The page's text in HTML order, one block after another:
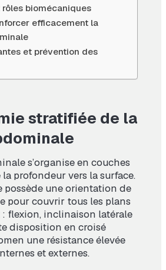
biomécaniques
efficacement la
et prévention des
stratifiée de la
s’organise en couches
la profondeur vers la surface.
possède une orientation de
pour couvrir tous les plans
flexion, inclinaison latérale
disposition en croisé
une résistance élevée
et externes.